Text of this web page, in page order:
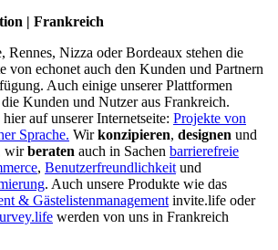
| Frankreich
Rennes, Nizza oder Bordeaux stehen die
von echonet auch den Kunden und Partnern
Auch einige unserer Plattformen
Kunden und Nutzer aus Frankreich.
auf unserer Internetseite: Projekte von
Sprache. Wirkonzipieren, designen und
wirberaten auch in Sachen barrierefreie
, Benutzerfreundlichkeit und
. Auch unsere Produkte wie das
& Gästelistenmanagement invite.life oder
werden von uns in Frankreich